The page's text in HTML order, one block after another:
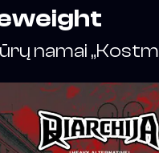
namai